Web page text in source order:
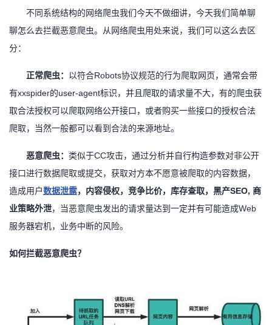
不同系统结构的网络爬虫我们今天不做细讲，今天我们简单聊
聊怎么去拦截恶意爬虫。从网络爬虫用处来说，我们可以这么去区
分：
正常爬虫： 以符合Robots协议规范的行为爬取网页，通常会带
有xxspider的user-agent标识，并且爬取的请求量不大，有的爬虫获
取合法授权可以爬取网络公开接口，或者购买一些接口的授权合法
爬取，当然一般都可以看到合法的来源地址。
恶意爬虫： 类似于CC攻击，通过分析并自行构造参数对非公开
接口进行数据爬取或提交，获取对方本不愿意被爬取的内容数据，
造成用户数据泄露，内容侵权，竞争比价，库存查取，黑产SEO, 商
业策略外泄，当恶意爬虫发出的请求量达到一定并有可能造成Web
服务器宕机，业务中断的风险。
如何拦截恶意爬虫？